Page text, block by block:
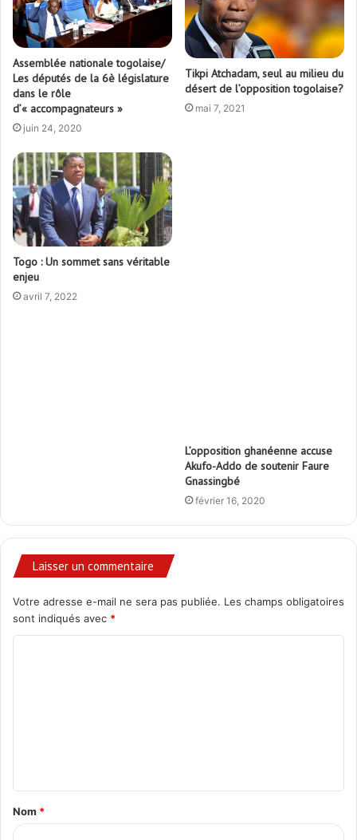
Assemblée nationale togolaise/
Les députés de la 6è législature
dans le rôle
d’« accompagnateurs »
juin 24, 2020
Tikpi Atchadam, seul au milieu du
désert de l’opposition togolaise?
mai 7, 2021
Togo : Un sommet sans véritable
enjeu
avril 7, 2022
L’opposition ghanéenne accuse
Akufo-Addo de soutenir Faure
Gnassingbé
février 16, 2020
Laisser un commentaire
Votre adresse e-mail ne sera pas publiée. Les champs obligatoires
sont indiqués avec *
t
a
Nom *